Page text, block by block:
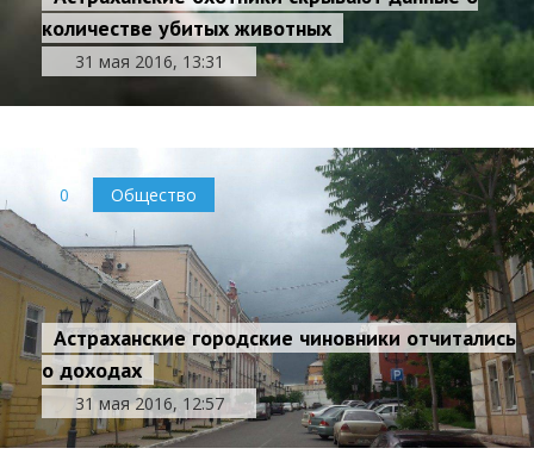
количестве убитых животных
31 мая 2016, 13:31
0 Общество
Астраханские городские чиновники отчитались
о доходах
31 мая 2016, 12:57